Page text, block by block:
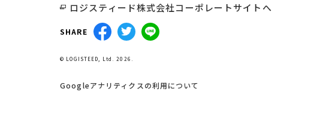
ロジスティード株式会社コーポレートサイトへ
SHARE
© LOGISTEED, Ltd. 2026.
Googleアナリティクスの利用について